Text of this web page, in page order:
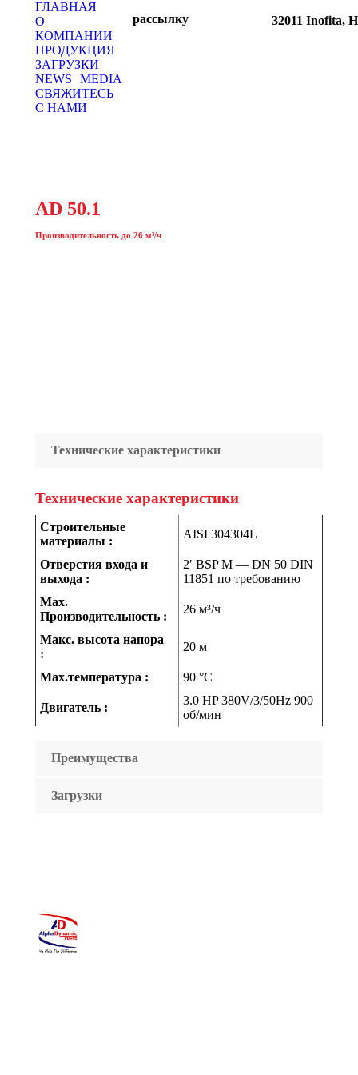
ГЛАВНАЯ
О
КОМПАНИИ
ПРОДУКЦИЯ
ЗАГРУЗКИ
NEWS
MEDIA
СВЯЖИТЕСЬ
С НАМИ
Запрос на КП
рассылку
32011 Inofita,
AD 50.1
Производительность до 26 м³/ч
Технические характеристики
Технические характеристики
Строительные
материалы :
AISI 304304L
Отверстия входа и
выхода :
2′ BSP M — DN 50 DIN
11851 по требованию
Max.
Производительность :
26 м³/ч
Макс. высота напора
:
20 м
Max.температура : 90 °C
Двигатель :
3.0 HP 380V/3/50Hz 900
об/мин
Преимущества
Загрузки